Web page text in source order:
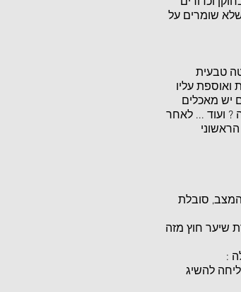
שומרים על
טבעית
עליו
יש מאכלים
? ועוד ... לאחר
בגלל המצב, סובלת
שיער חוץ מזה
:
להשיג